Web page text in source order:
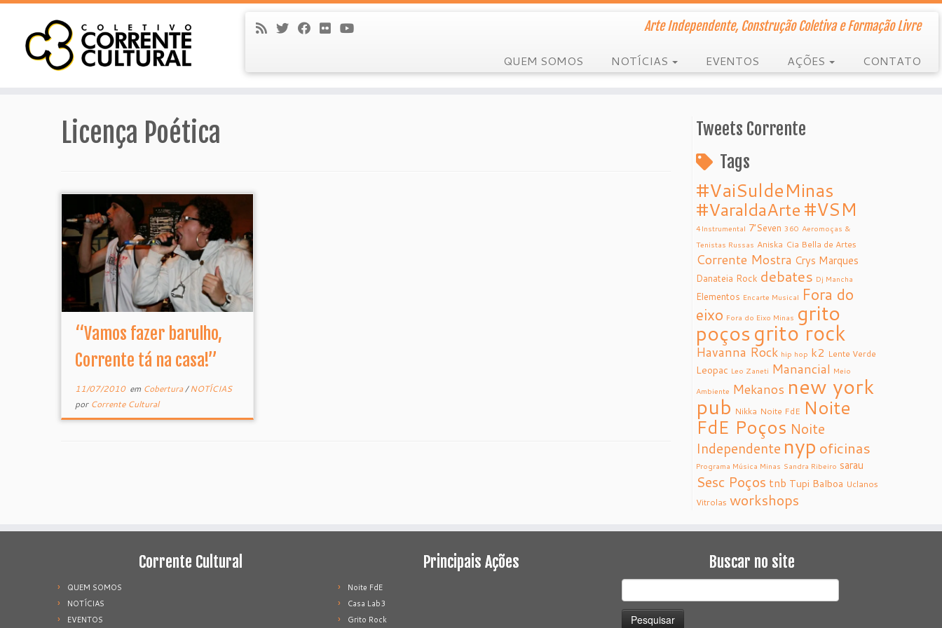
Skip
content
Arte Independente, Construção Coletiva e Formação Livre
QUEM SOMOS NOTÍCIAS EVENTOS AÇÕES CONTATO
Licença Poética
“Vamos fazer barulho,
Corrente tá na casa!”
11/07/2010em Cobertura/NOTÍCIAS
por Corrente Cultural
Tweets Corrente
Tags
#VaiSuldeMinas
#VaraldaArte #VSM
4Instrumental 7’Seven 360 Aeromoças &
Tenistas Russas Aniska Cia Bella de Artes
Corrente Mostra Crys Marques
Danateia Rock debates Dj Mancha
Elementos Encarte Musical Fora do
eixo Fora do Eixo Minas grito
poçosgrito rock
Havanna Rock hip hop k2 Lente Verde
Leopac Leo Zaneti Manancial Meio
Ambiente Mekanos new york
pub Nikka Noite FdE Noite
FdE Poços Noite
Independente nyp oficinas
Programa Música Minas Sandra Ribeiro sarau
Sesc Poços tnb Tupi Balboa Uclanos
Vitrolas workshops
Corrente Cultural
QUEM SOMOS
NOTÍCIAS
EVENTOS
Principais Ações
Noite FdE
Casa Lab3
Grito Rock
Buscar no site
por: